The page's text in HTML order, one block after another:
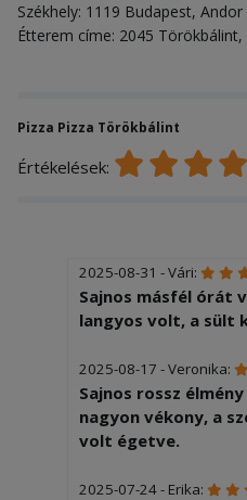
Székhely: 1119 Budapest,
Étterem címe: 2045 Törökbálint,
Pizza Pizza Törökbálint
Értékelések:
2025-08-31 - Vári:
Sajnos másfél órát
langyos volt, a sült
2025-08-17 - Veronika:
Sajnos rossz
nagyon vékony, a
volt égetve.
2025-07-24 - Erika: